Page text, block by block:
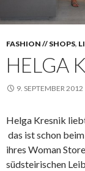
FASHION // SHOPS,
HELGA
9. SEPTEMBER 2012
Helga Kresnik
das ist schon
ihres Woman
südsteirischen